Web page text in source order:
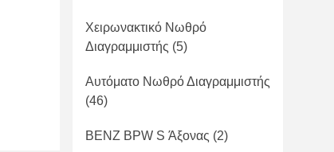
Χειρωνακτικό Νωθρό
Διαγραμμιστής (5)
Αυτόματο Νωθρό Διαγραμμιστής
(46)
BENZ BPW S Άξονας (2)